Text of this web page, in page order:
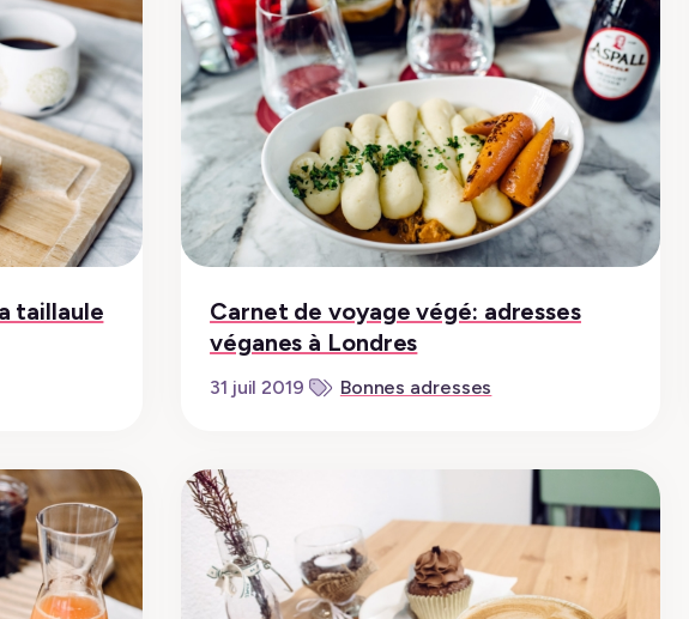
taillaule
Carnet de voyage végé: adresses
véganes à Londres
31 juil 2019 Bonnes adresses